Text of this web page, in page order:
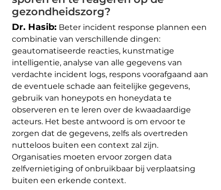
gezondheidszorg?
Dr. Hasib: Beter incident response plannen een
combinatie van verschillende dingen:
geautomatiseerde reacties, kunstmatige
intelligentie, analyse van alle gegevens van
verdachte incident logs, respons voorafgaand aan
de eventuele schade aan feitelijke gegevens,
gebruik van honeypots en honeydata te
observeren en te leren over de kwaadaardige
acteurs. Het beste antwoord is om ervoor te
zorgen dat de gegevens, zelfs als overtreden
nutteloos buiten een context zal zijn.
Organisaties moeten ervoor zorgen data
zelfvernietiging of onbruikbaar bij verplaatsing
buiten een erkende context.